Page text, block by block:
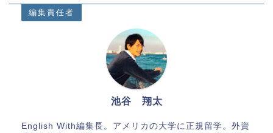
編集責任者
池谷 翔太
English With編集長。アメリカの大学に正規留学。外資